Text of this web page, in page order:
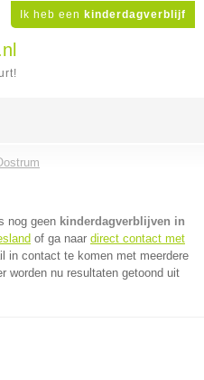
Ik heb een kinderdagverblijf
nog geen kinderdagverblijven in
of ga naar direct contact met
in contact te komen met meerdere
worden nu resultaten getoond uit